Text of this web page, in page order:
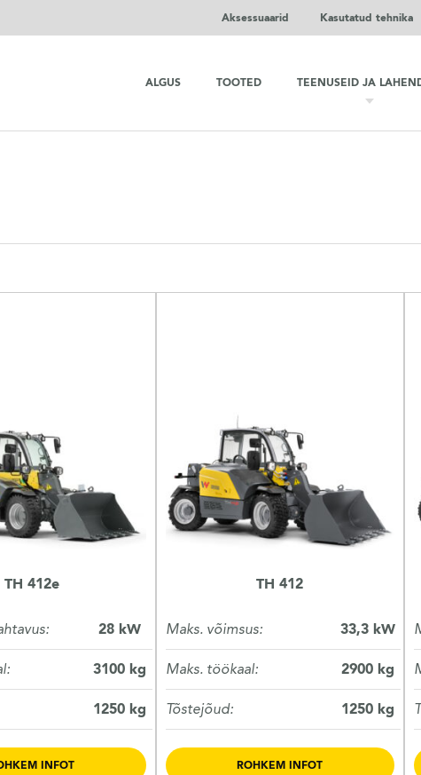
Aksessuaarid Kasutatud tehnika
ALGUS TOOTED TEENUSEID JA
TH 412e
28 kW
3100 kg
1250 kg
INFOT
TH 412
Maks. võimsus: 33,3 kW
Maks. töökaal: 2900 kg
Tõstejõud: 1250 kg
ROHKEM INFOT